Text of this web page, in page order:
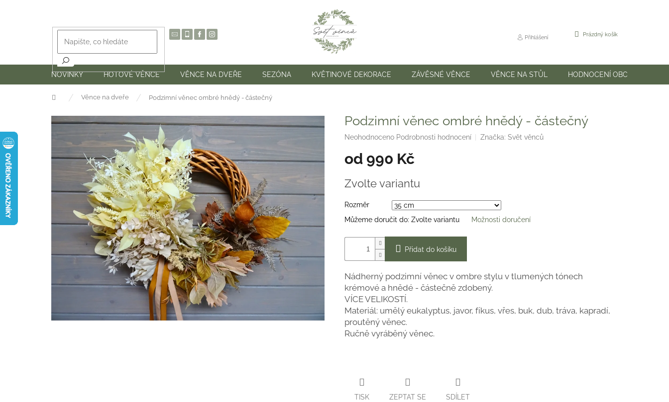
Přihlášení
NÁKUPNÍ
Prázdný košík
NOVINKY HOTOVÉ VĚNCE VĚNCE NA DVEŘE SEZÓNA KVĚTINOVÉ DEKORACE ZÁVĚSNÉ VĚNCE VĚNCE NA STŮL HODNOCENÍ OBCHODU
Domů Věnce na dveře Podzimní věnec ombré hnědý - částečný
Podzimní věnec ombré hnědý - částečný
Průměrné
produktu
je
z
hvězdiček.
Neohodnoceno Podrobnosti hodnocení Značka: Svět věnců
od 990 Kč
cena:
Zvolte variantu
Rozměr
Můžeme doručit do: Zvolte variantu Možnosti doručení
Přidat do košíku
Nádherný podzimní věnec v ombre stylu v tlumených tónech
krémové a hnědé - částečně zdobený.
VÍCE VELIKOSTÍ.
Materiál: umělý eukalyptus, javor, fíkus, vřes, buk, dub, tráva, kapradí,
proutěný věnec.
Ručně vyráběný věnec.
TISK ZEPTAT SE SDÍLET